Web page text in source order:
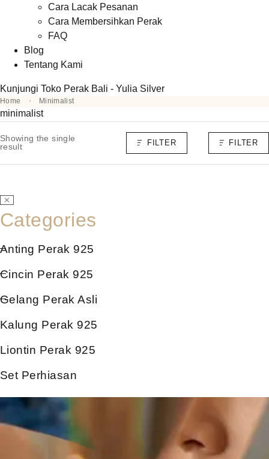
Cara Lacak Pesanan
Cara Membersihkan Perak
FAQ
Blog
Tentang Kami
Kunjungi Toko Perak Bali - Yulia Silver
Home Minimalist
minimalist
Showing the single
result
FILTER FILTER
Categories
Anting Perak 925
Cincin Perak 925
Gelang Perak Asli
Kalung Perak 925
Liontin Perak 925
Set Perhiasan